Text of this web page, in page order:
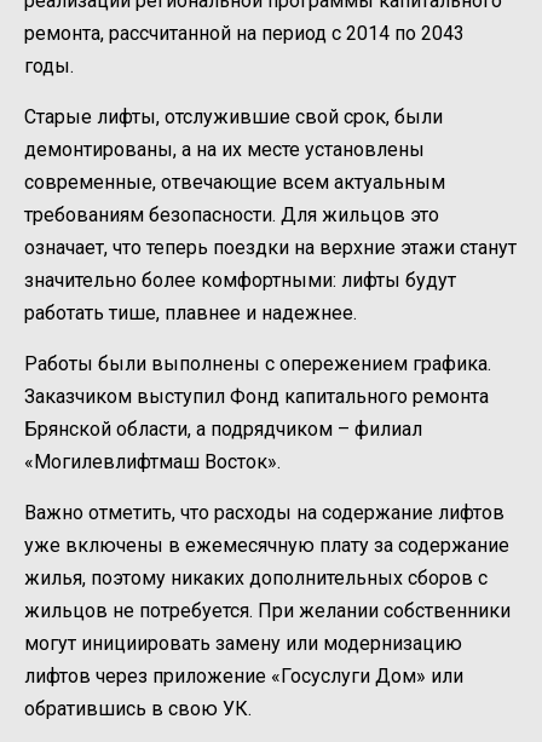
ремонта, рассчитанной на период с 2014 по 2043
годы.
Старые лифты, отслужившие свой срок, были
демонтированы, а на их месте установлены
современные, отвечающие всем актуальным
требованиям безопасности. Для жильцов это
означает, что теперь поездки на верхние этажи станут
значительно более комфортными: лифты будут
работать тише, плавнее и надежнее.
Работы были выполнены с опережением графика.
Заказчиком выступил Фонд капитального ремонта
Брянской области, а подрядчиком – филиал
«Могилевлифтмаш Восток».
Важно отметить, что расходы на содержание лифтов
уже включены в ежемесячную плату за содержание
жилья, поэтому никаких дополнительных сборов с
жильцов не потребуется. При желании собственники
могут инициировать замену или модернизацию
лифтов через приложение «Госуслуги Дом» или
обратившись в свою УК.